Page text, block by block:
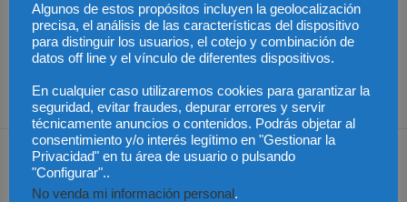
apuntó- al igual que Sofía Puente- a la creación de «un protocolo
electrónico notarial. La propuesta realizada al Ministerio de Justicia
para ser incluida en una futura Ley de Eficiencia permitiría dar los
soporte digital».
Share
Algunos de estos propósitos incluyen la geolocalización
precisa, el análisis de las características del dispositivo
para distinguir los usuarios, el cotejo y combinación de
datos off line y el vínculo de diferentes dispositivos.
En cualquier caso utilizaremos cookies para garantizar la
seguridad, evitar fraudes, depurar errores y servir
técnicamente anuncios o contenidos. Podrás objetar al
consentimiento y/o interés legítimo en "Gestionar la
Privacidad" en tu área de usuario o pulsando
"Configurar"..
No venda mi información personal.